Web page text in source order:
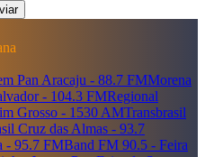
Pan Aracaju - 88.7 FMMorena
- 104.3 FMRegional
Grosso - 1530 AMTransbrasil
Cruz das Almas - 93.7
- 95.7 FMBand FM 90.5 - Feira